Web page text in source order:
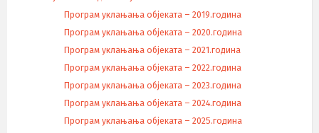
Програм уклањања објеката – 2019.година
Програм уклањања објеката – 2020.година
Програм уклањања објеката – 2021.година
Програм уклањања објеката – 2022.година
Програм уклањања објеката – 2023.година
Програм уклањања објеката – 2024.година
Програм уклањања објеката – 2025.година